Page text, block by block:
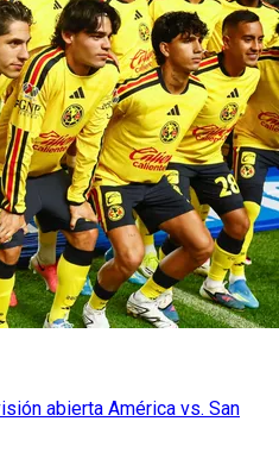
abierta América vs. San